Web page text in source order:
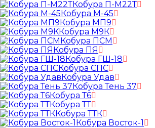
Кобура П-М22Т
Кобура М-45
Кобура МП9
Кобура М9К
Кобура ПСМ
Кобура ПЯ
Кобура ГШ-18
Кобура СПС
Кобура Удав
Кобура Тень 37
Кобура Т6
Кобура ТТ
Кобура ТТК
Кобура Восток-1